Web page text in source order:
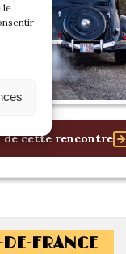
le
cette rencontre
FRANCE